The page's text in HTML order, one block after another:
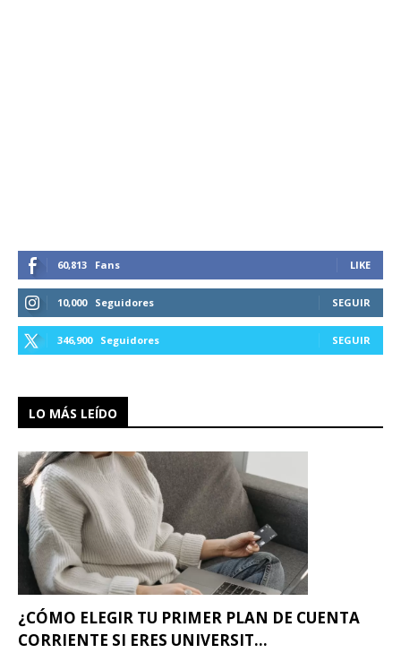
60,813 Fans LIKE
10,000 Seguidores SEGUIR
346,900 Seguidores SEGUIR
LO MÁS LEÍDO
¿CÓMO ELEGIR TU PRIMER PLAN DE CUENTA
CORRIENTE SI ERES UNIVERSIT...